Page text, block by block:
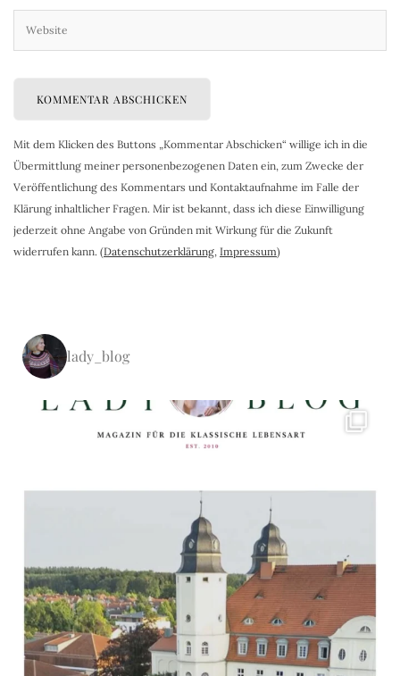
Mit dem Klicken des Buttons „Kommentar Abschicken“ willige ich in die
Übermittlung meiner personenbezogenen Daten ein, zum Zwecke der
Veröffentlichung des Kommentars und Kontaktaufnahme im Falle der
Klärung inhaltlicher Fragen. Mir ist bekannt, dass ich diese Einwilligung
jederzeit ohne Angabe von Gründen mit Wirkung für die Zukunft
widerrufen kann. (Datenschutzerklärung, Impressum)
lady_blog